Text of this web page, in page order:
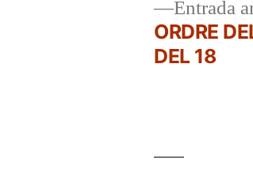
Navegació
Entrada
ORDRE
DEL 18